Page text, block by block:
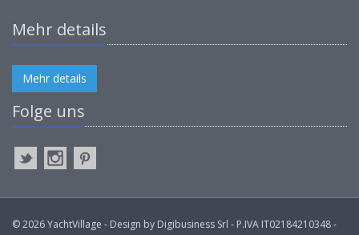
Mehr details
Mehr details
Folge uns
© 2026 YachtVillage - Design by Digibusiness Srl - P.IVA IT02184210348 -